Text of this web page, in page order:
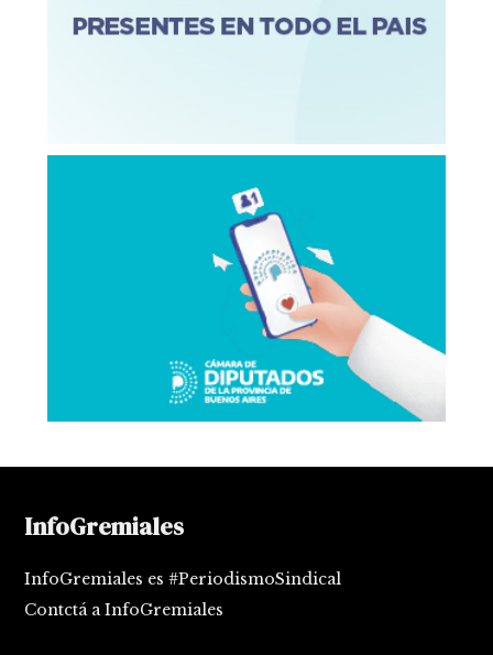
InfoGremiales
InfoGremiales es #PeriodismoSindical
Contctá a InfoGremiales